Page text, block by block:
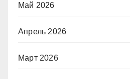
Май 2026
Апрель 2026
Март 2026